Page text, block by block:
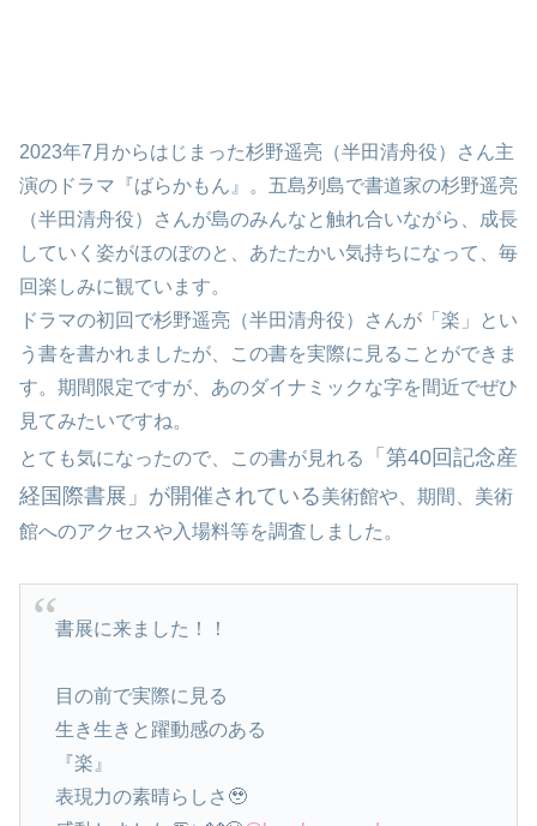
2023年7月からはじまった杉野遥亮（半田清舟役）さん主
演のドラマ『ばらかもん』。五島列島で書道家の杉野遥亮
（半田清舟役）さんが島のみんなと触れ合いながら、成長
していく姿がほのぼのと、あたたかい気持ちになって、毎
回楽しみに観ています。
ドラマの初回で杉野遥亮（半田清舟役）さんが「楽」とい
う書を書かれましたが、この書を実際に見ることができま
す。期間限定ですが、あのダイナミックな字を間近でぜひ
見てみたいですね。
とても気になったので、この書が見れる
「第40回記念産
経国際書展」が開催されている美術館や、期間、美術
館へのアクセスや入場料等を調査しました。
書展に来ました！！
目の前で実際に見る
生き生きと躍動感のある
『楽』
表現力の素晴らしさ🥹